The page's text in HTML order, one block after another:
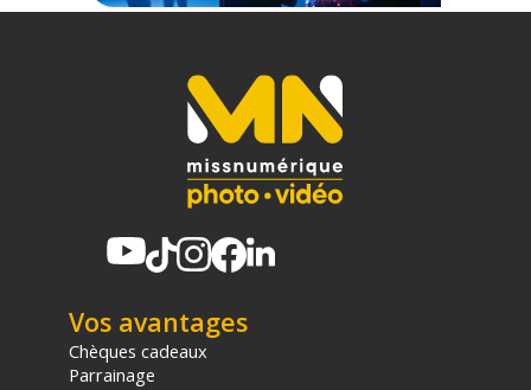
(2) Nombre de points Fidélité estimés, hors remises au panier, basé
Vos avantages
Chèques cadeaux
Parrainage